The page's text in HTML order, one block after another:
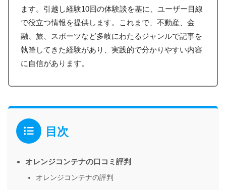
ます。引越し経験10回の体験談を基に、ユーザー目線
で役立つ情報を提供します。これまで、不動産、金
融、旅、スポーツなど多岐にわたるジャンルで記事を
執筆してきた経験があり、実践的で分かりやすい内容
に自信があります。
目次
オレンジコンテナの口コミ評判
オレンジコンテナの評判